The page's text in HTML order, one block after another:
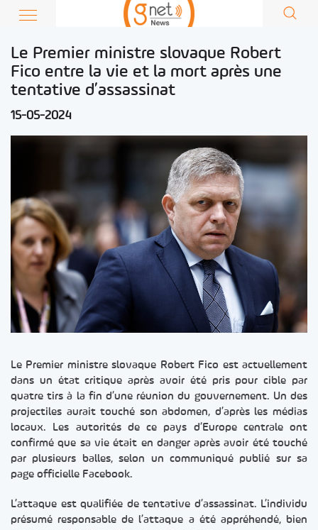
Le Premier ministre slovaque Robert
Fico entre la vie et la mort après une
tentative d’assassinat
15-05-2024
Le Premier ministre slovaque Robert Fico est actuellement
dans un état critique après avoir été pris pour cible par
quatre tirs à la fin d’une réunion du gouvernement. Un des
projectiles aurait touché son abdomen, d’après les médias
locaux. Les autorités de ce pays d’Europe centrale ont
confirmé que sa vie était en danger après avoir été touché
par plusieurs balles, selon un communiqué publié sur sa
page officielle Facebook.
L’attaque est qualifiée de tentative d’assassinat. L’individu
présumé responsable de l’attaque a été appréhendé, bien